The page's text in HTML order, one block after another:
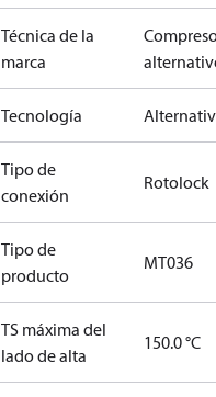
Técnica de la
marca
Tecnología
Tipo de
conexión
Rotolock
Tipo de
producto
MT036
TS máxima del
lado de alta
150.0 °C